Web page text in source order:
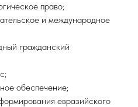
право;
и международное
гражданский
обеспечение;
евразийского